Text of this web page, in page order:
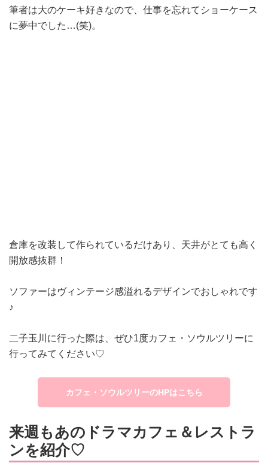
筆者は大のケーキ好きなので、仕事を忘れてショーケース
に夢中でした…(笑)。
倉庫を改装して作られているだけあり、天井がとても高く
開放感抜群！
ソファーはヴィンテージ感溢れるデザインでおしゃれです
♪
二子玉川に行った際は、ぜひ1度カフェ・ソウルツリーに
行ってみてください♡
カフェ・ソウルツリーのHPはこちら
来週もあのドラマカフェ＆レストラ
ンを紹介♡